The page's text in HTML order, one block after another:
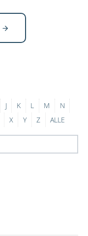
J K L M
N
X Y Z ALLE